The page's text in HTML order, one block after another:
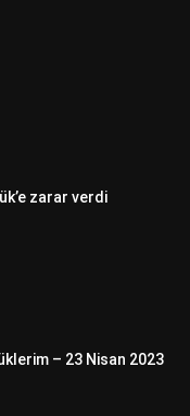
zarar verdi
– 23 Nisan 2023